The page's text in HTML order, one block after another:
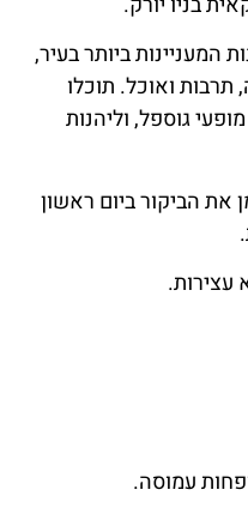
ביותר בעיר,
ואוכל. תוכלו
גוספל, וליהנות
את הביקור ביום ראשון
עמוסה.